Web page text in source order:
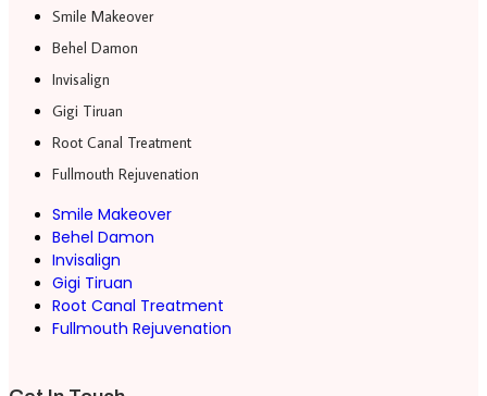
Smile Makeover
Behel Damon
Invisalign
Gigi Tiruan
Root Canal Treatment
Fullmouth Rejuvenation
Smile Makeover
Behel Damon
Invisalign
Gigi Tiruan
Root Canal Treatment
Fullmouth Rejuvenation